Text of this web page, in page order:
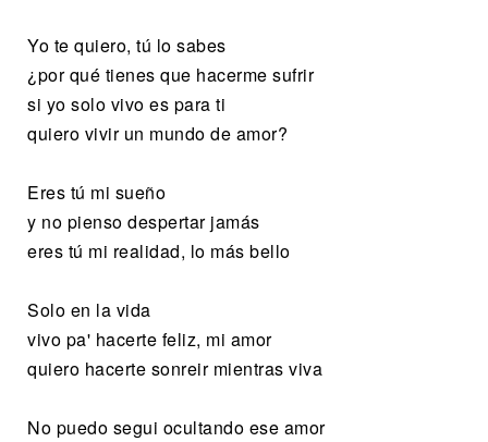
Yo te quiero, tú lo sabes
¿por qué tienes que hacerme sufrir
si yo solo vivo es para ti
quiero vivir un mundo de amor?
Eres tú mi sueño
y no pienso despertar jamás
eres tú mi realidad, lo más bello
Solo en la vida
vivo pa' hacerte feliz, mi amor
quiero hacerte sonreir mientras viva
No puedo segui ocultando ese amor